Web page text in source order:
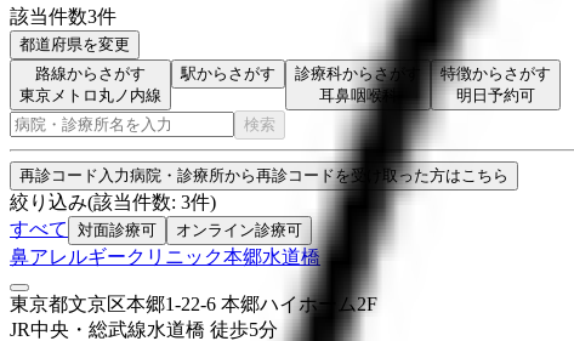
該当件数3件
都道府県を変更
路線からさがす
東京メトロ丸ノ内線
駅からさがす
診療科からさがす
耳鼻咽喉科
特徴からさがす
明日予約可
検索
再診コード入力病院・診療所から再診コードを受け取った方はこちら
絞り込み(該当件数: 3件)
すべて
対面診療可 オンライン診療可
鼻アレルギークリニック本郷水道橋
東京都文京区本郷1-22-6 本郷ハイホーム2F
JR中央・総武線水道橋 徒歩5分